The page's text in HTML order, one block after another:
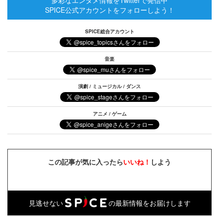
SPICE公式アカウントをフォローしよう！
SPICE総合アカウント
音楽
演劇 / ミュージカル / ダンス
アニメ / ゲーム
この記事が気に入ったらいいね！ しよう
見逃せない の最新情報をお届けします